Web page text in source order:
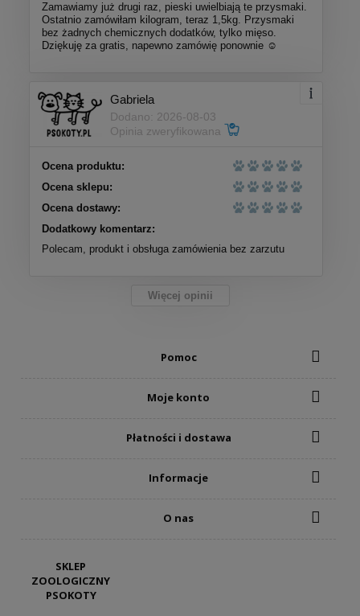
Zamawiamy już drugi raz, pieski uwielbiają te przysmaki.
Ostatnio zamówiłam kilogram, teraz 1,5kg. Przysmaki
bez żadnych chemicznych dodatków, tylko mięso.
Dziękuję za gratis, napewno zamówię ponownie ☺️
Gabriela
Dodano: 2026-08-03
Opinia zweryfikowana
Ocena produktu:
Ocena sklepu:
Ocena dostawy:
Dodatkowy komentarz:
Polecam, produkt i obsługa zamówienia bez zarzutu
Więcej opinii
Pomoc
Moje konto
Płatności i dostawa
Informacje
O nas
SKLEP
ZOOLOGICZNY
PSOKOTY